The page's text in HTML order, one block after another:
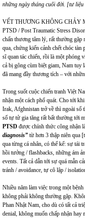
những ngày tháng cuối đời. [tư liệu
VẾT THƯƠNG KHÔNG CHẢY
PTSD / Post Traumatic Stress
chấn thương tâm lý, rất thường gặp
qua, chứng kiến cảnh chết chóc
sĩ quan tác chiến, rồi là một phóng
cả bị gông cùm biệt giam, Nam tuy
đã mang đầy thương tích – với
Trong suốt cuộc chiến tranh Việt
nhận một cách phổ quát. Cho tới
Irak, Afghnistan trở về thì ngoài số
số tự tử gia tăng rất bất thường tới
PTSD được chính thức công nhận
diagnosis” từ hơn 3 thập niên qua
qua từng cá nhân, có thể kể: sự tái
hồi tưởng / flashbacks, những ám
events. Tất cả dẫn tới sự quá mẫn
tránh / avoidance, tự cô lập /
Nhiều năm làm việc trong một
không phải không thường gặp.
Phan Nhật Nam, cho dù có tất cả
denial, không muốn chấp nhận hay